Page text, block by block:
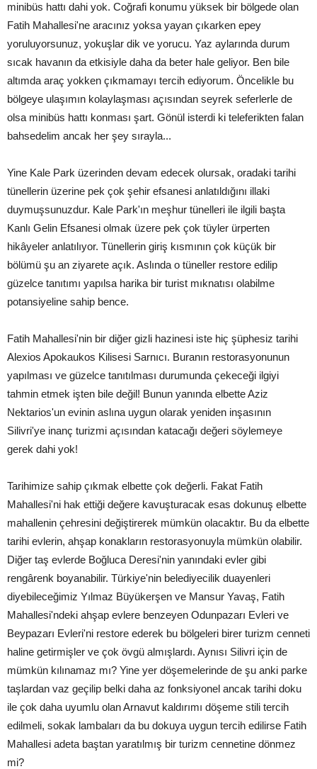
minibüs hattı dahi yok. Coğrafi konumu yüksek bir bölgede olan
Fatih Mahallesi'ne aracınız yoksa yayan çıkarken epey
yoruluyorsunuz, yokuşlar dik ve yorucu. Yaz aylarında durum
sıcak havanın da etkisiyle daha da beter hale geliyor. Ben bile
altımda araç yokken çıkmamayı tercih ediyorum. Öncelikle bu
bölgeye ulaşımın kolaylaşması açısından seyrek seferlerle de
olsa minibüs hattı konması şart. Gönül isterdi ki teleferikten falan
bahsedelim ancak her şey sırayla...
Yine Kale Park üzerinden devam edecek olursak, oradaki tarihi
tünellerin üzerine pek çok şehir efsanesi anlatıldığını illaki
duymuşsunuzdur. Kale Park'ın meşhur tünelleri ile ilgili başta
Kanlı Gelin Efsanesi olmak üzere pek çok tüyler ürperten
hikâyeler anlatılıyor. Tünellerin giriş kısmının çok küçük bir
bölümü şu an ziyarete açık. Aslında o tüneller restore edilip
güzelce tanıtımı yapılsa harika bir turist mıknatısı olabilme
potansiyeline sahip bence.
Fatih Mahallesi'nin bir diğer gizli hazinesi iste hiç şüphesiz tarihi
Alexios Apokaukos Kilisesi Sarnıcı. Buranın restorasyonunun
yapılması ve güzelce tanıtılması durumunda çekeceği ilgiyi
tahmin etmek işten bile değil! Bunun yanında elbette Aziz
Nektarios'un evinin aslına uygun olarak yeniden inşasının
Silivri'ye inanç turizmi açısından katacağı değeri söylemeye
gerek dahi yok!
Tarihimize sahip çıkmak elbette çok değerli. Fakat Fatih
Mahallesi'ni hak ettiği değere kavuşturacak esas dokunuş elbette
mahallenin çehresini değiştirerek mümkün olacaktır. Bu da elbette
tarihi evlerin, ahşap konakların restorasyonuyla mümkün olabilir.
Diğer taş evlerde Boğluca Deresi'nin yanındaki evler gibi
rengârenk boyanabilir. Türkiye'nin belediyecilik duayenleri
diyebileceğimiz Yılmaz Büyükerşen ve Mansur Yavaş, Fatih
Mahallesi'ndeki ahşap evlere benzeyen Odunpazarı Evleri ve
Beypazarı Evleri'ni restore ederek bu bölgeleri birer turizm cenneti
haline getirmişler ve çok övgü almışlardı. Aynısı Silivri için de
mümkün kılınamaz mı? Yine yer döşemelerinde de şu anki parke
taşlardan vaz geçilip belki daha az fonksiyonel ancak tarihi doku
ile çok daha uyumlu olan Arnavut kaldırımı döşeme stili tercih
edilmeli, sokak lambaları da bu dokuya uygun tercih edilirse Fatih
Mahallesi adeta baştan yaratılmış bir turizm cennetine dönmez
mi?